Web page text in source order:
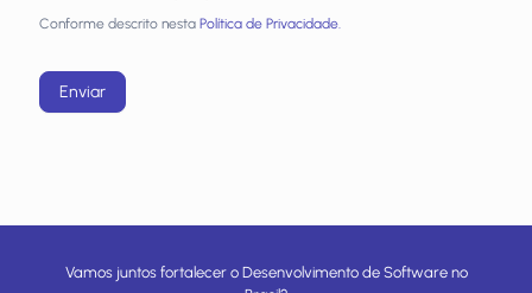
Conforme descrito nesta Política de Privacidade.
Enviar
Vamos juntos fortalecer o Desenvolvimento de Software no